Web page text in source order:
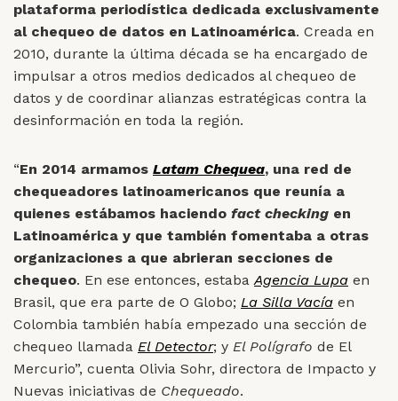
plataforma periodística dedicada exclusivamente
al chequeo de datos en Latinoamérica. Creada en
2010, durante la última década se ha encargado de
impulsar a otros medios dedicados al chequeo de
datos y de coordinar alianzas estratégicas contra la
desinformación en toda la región.
“En 2014 armamos Latam Chequea, una red de
chequeadores latinoamericanos que reunía a
quienes estábamos haciendo fact checking en
Latinoamérica y que también fomentaba a otras
organizaciones a que abrieran secciones de
chequeo. En ese entonces, estaba Agencia Lupa en
Brasil, que era parte de O Globo; La Silla Vacía en
Colombia también había empezado una sección de
chequeo llamada El Detector; y El Polígrafo de El
Mercurio”, cuenta Olivia Sohr, directora de Impacto y
Nuevas iniciativas de Chequeado.